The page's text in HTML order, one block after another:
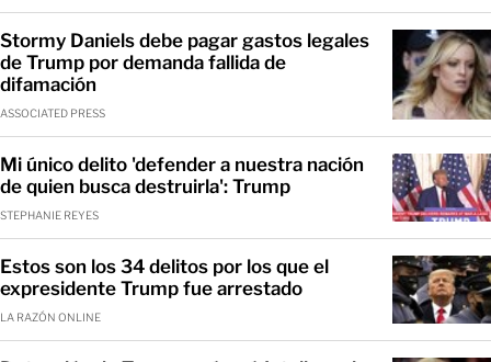
Stormy Daniels debe pagar gastos legales
de Trump por demanda fallida de
difamación
ASSOCIATED PRESS
Mi único delito 'defender a nuestra nación
de quien busca destruirla': Trump
STEPHANIE REYES
Estos son los 34 delitos por los que el
expresidente Trump fue arrestado
LA RAZÓN ONLINE